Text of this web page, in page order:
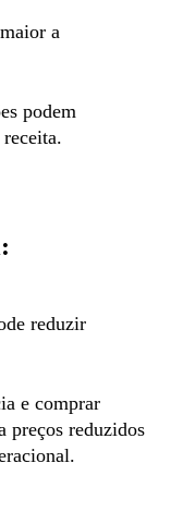
a
podem
reduzir
e comprar
preços reduzidos